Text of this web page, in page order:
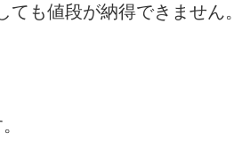
も値段が納得できません。